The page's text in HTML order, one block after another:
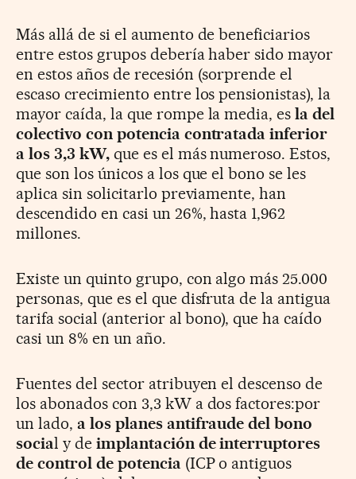
Más allá de si el aumento de beneficiarios
entre estos grupos debería haber sido mayor
en estos años de recesión (sorprende el
escaso crecimiento entre los pensionistas), la
mayor caída, la que rompe la media, esla del
colectivo con potencia contratada inferior
a los 3,3 kW,que es el más numeroso. Estos,
que son los únicos a los que el bono se les
aplica sin solicitarlo previamente, han
descendido en casi un 26%, hasta 1,962
millones.
Existe un quinto grupo, con algo más 25.000
personas, que es el que disfruta de la antigua
tarifa social (anterior al bono), que ha caído
casi un 8% en un año.
Fuentes del sector atribuyen el descenso de
los abonados con 3,3 kW a dos factores:por
un lado, a los planes antifraude del bono
social y de implantación de interruptores
de control de potencia (ICP o antiguos